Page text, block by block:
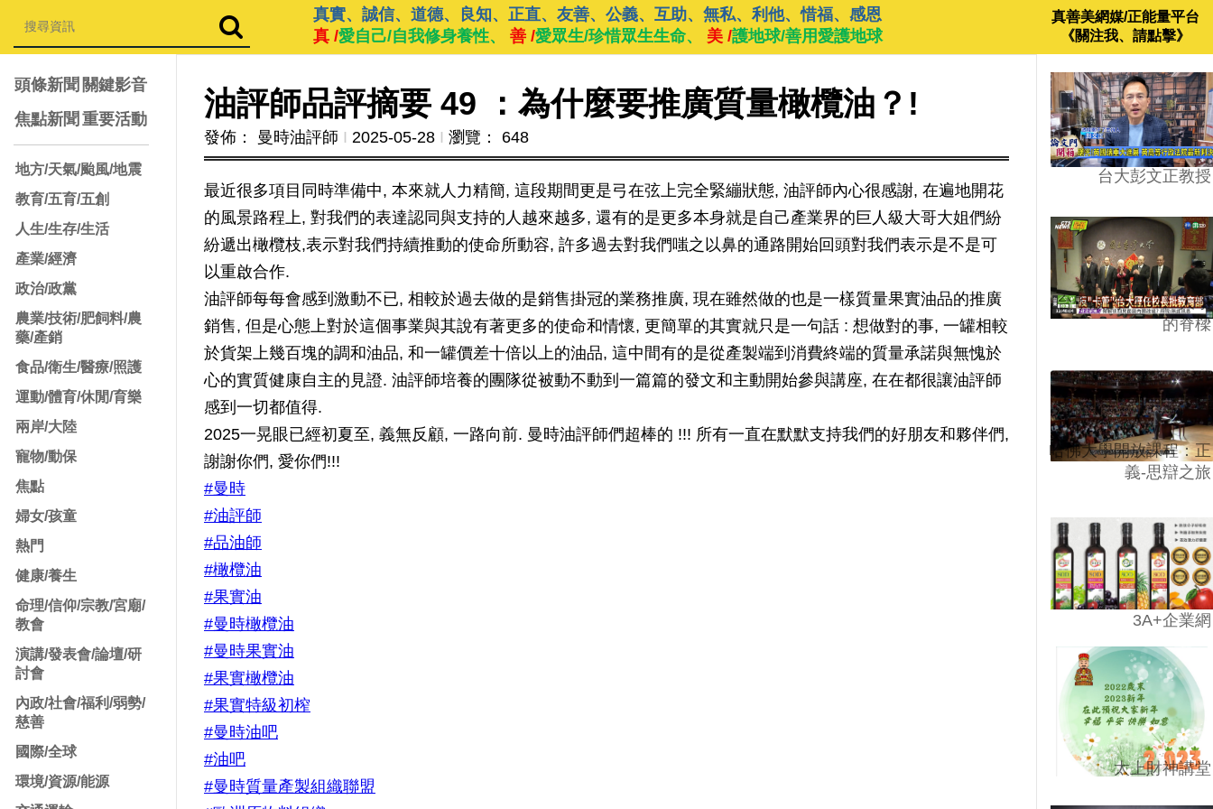
真實、誠信、道德、良知、正直、友善、公義、互助、無私、利他、惜福、感恩
真 /愛自己/自我修身養性、 善 /愛眾生/珍惜眾生生命、 美 /護地球/善用愛護地球
真善美網媒/正能量平台
《關注我、請點擊》
頭條新聞 關鍵影音
焦點新聞 重要活動
地方/天氣/颱風/地震
教育/五育/五創
人生/生存/生活
產業/經濟
政治/政黨
農業/技術/肥飼料/農
藥/產銷
食品/衛生/醫療/照護
運動/體育/休閒/育樂
兩岸/大陸
寵物/動保
焦點
婦女/孩童
熱門
健康/養生
命理/信仰/宗教/宮廟/
教會
演講/發表會/論壇/研
討會
內政/社會/福利/弱勢/
慈善
國際/全球
環境/資源/能源
油評師品評摘要 49 ：為什麼要推廣質量橄欖油？!
發佈： 曼時油評師 Ι 2025-05-28 Ι 瀏覽： 648
最近很多項目同時準備中, 本來就人力精簡, 這段期間更是弓在弦上完全緊繃狀態, 油評師內心很感謝, 在遍地開花
的風景路程上, 對我們的表達認同與支持的人越來越多, 還有的是更多本身就是自己產業界的巨人級大哥大姐們紛
紛遞出橄欖枝,表示對我們持續推動的使命所動容, 許多過去對我們嗤之以鼻的通路開始回頭對我們表示是不是可
以重啟合作.
油評師每每會感到激動不已, 相較於過去做的是銷售掛冠的業務推廣, 現在雖然做的也是一樣質量果實油品的推廣
銷售, 但是心態上對於這個事業與其說有著更多的使命和情懷, 更簡單的其實就只是一句話 : 想做對的事, 一罐相較
於貨架上幾百塊的調和油品, 和一罐價差十倍以上的油品, 這中間有的是從產製端到消費終端的質量承諾與無愧於
心的實質健康自主的見證. 油評師培養的團隊從被動不動到一篇篇的發文和主動開始參與講座, 在在都很讓油評師
感到一切都值得.
2025一晃眼已經初夏至, 義無反顧, 一路向前. 曼時油評師們超棒的 !!! 所有一直在默默支持我們的好朋友和夥伴們,
謝謝你們, 愛你們!!!
#曼時
#油評師
#品油師
#橄欖油
#果實油
#曼時橄欖油
#曼時果實油
#果實橄欖油
#果實特級初榨
#曼時油吧
#油吧
#曼時質量產製組織聯盟
台大彭文正教授
台學版的54/64》大學
的脊樑
哈佛大學開放課程：正
義-思辯之旅
3A+企業網
太上財神講堂